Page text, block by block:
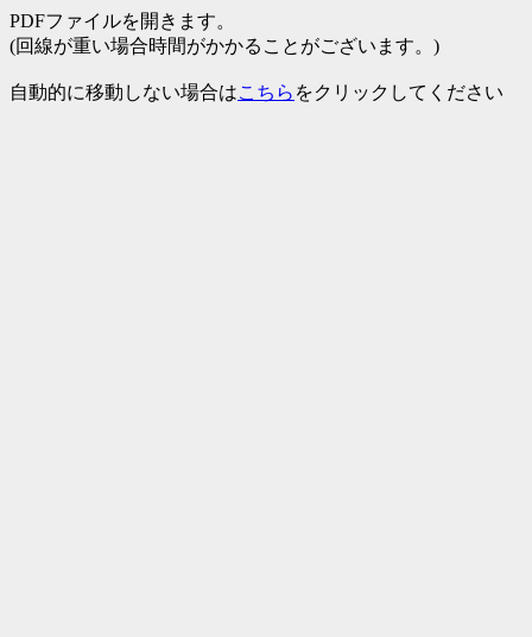
PDFファイルを開きます。
(回線が重い場合時間がかかることがございます。)
自動的に移動しない場合はこちら をクリックしてください